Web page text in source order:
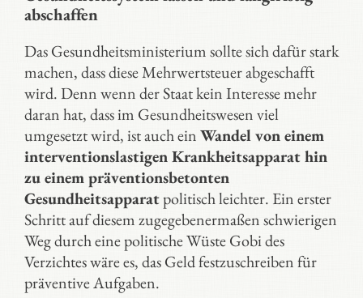
abschaffen
Das Gesundheitsministerium sollte sich dafür stark
machen, dass diese Mehrwertsteuer abgeschafft
wird. Denn wenn der Staat kein Interesse mehr
daran hat, dass im Gesundheitswesen viel
umgesetzt wird, ist auch einWandel von einem
interventionslastigen Krankheitsapparat hin
zu einem präventionsbetonten
Gesundheitsapparatpolitisch leichter. Ein erster
Schritt auf diesem zugegebenermaßen schwierigen
Weg durch eine politische Wüste Gobi des
Verzichtes wäre es, das Geld festzuschreiben für
präventive Aufgaben.